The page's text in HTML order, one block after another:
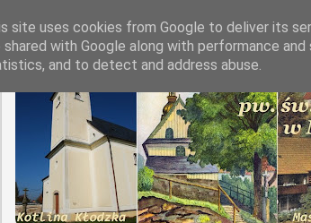
site uses cookies from Google to deliver its
shared with Google along with performance
and to detect and address abuse.